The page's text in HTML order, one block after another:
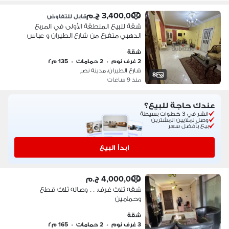
8
3,400,000 ج.م قابل للتفاوض
شقة للبيع المنطقة الأولى في المربع
الدهبي متفرع من شارع الطيران و عباس
شقة
2 غرف نوم
• 2 حمامات • 135 م٢
شارع الطيران، مدينة نصر
منذ 9 ساعات
عندك حاجة للبيع؟
انشر في 3 خطوات بسيطة
وصل لملايين المشترين
بيع بأفضل سعر
ابدأ البيع
4,000,000 ج.م
شقه ثلاث غرف. . . وصاله ثلاث قطع
وحمامين
شقة
3 غرف نوم
• 2 حمامات • 165 م٢